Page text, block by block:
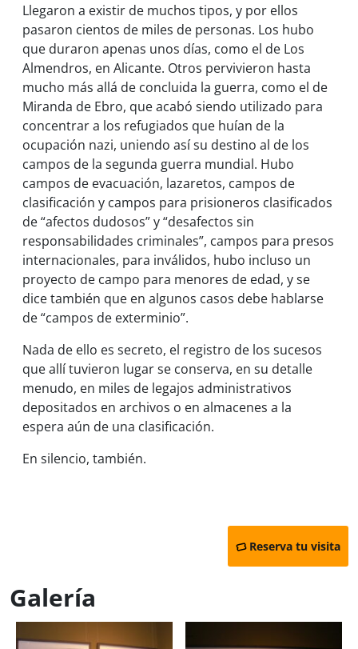
Llegaron a existir de muchos tipos, y por ellos
pasaron cientos de miles de personas. Los hubo
que duraron apenas unos días, como el de Los
Almendros, en Alicante. Otros pervivieron hasta
mucho más allá de concluida la guerra, como el de
Miranda de Ebro, que acabó siendo utilizado para
concentrar a los refugiados que huían de la
ocupación nazi, uniendo así su destino al de los
campos de la segunda guerra mundial. Hubo
campos de evacuación, lazaretos, campos de
clasificación y campos para prisioneros clasificados
de “afectos dudosos” y “desafectos sin
responsabilidades criminales”, campos para presos
internacionales, para inválidos, hubo incluso un
proyecto de campo para menores de edad, y se
dice también que en algunos casos debe hablarse
de “campos de exterminio”.
Nada de ello es secreto, el registro de los sucesos
que allí tuvieron lugar se conserva, en su detalle
menudo, en miles de legajos administrativos
depositados en archivos o en almacenes a la
espera aún de una clasificación.
En silencio, también.
Reserva tu visita
Galería